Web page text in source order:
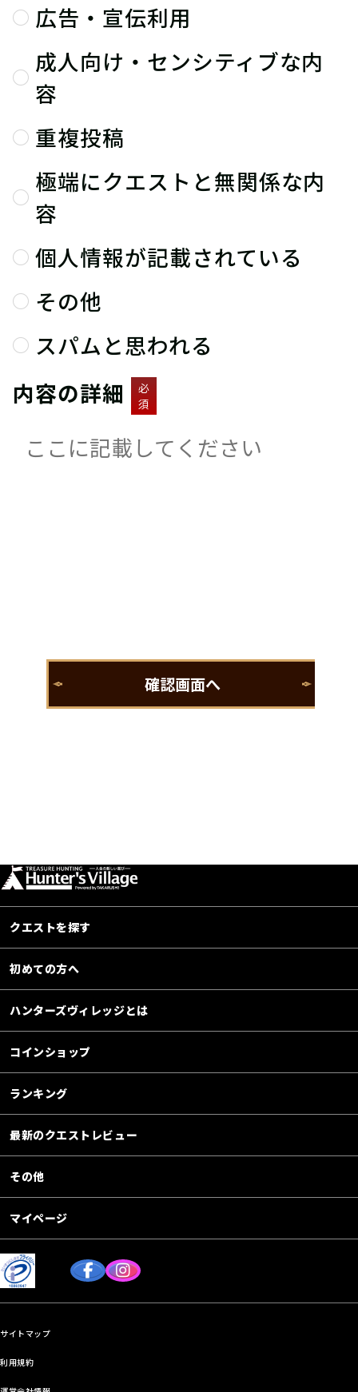
広告・宣伝利用
成人向け・センシティブな内
容
重複投稿
極端にクエストと無関係な内
容
個人情報が記載されている
その他
スパムと思われる
内容の詳細
必
須
クエストを探す
初めての方へ
ハンターズヴィレッジとは
コインショップ
ランキング
最新のクエストレビュー
その他
マイページ
サイトマップ
利用規約